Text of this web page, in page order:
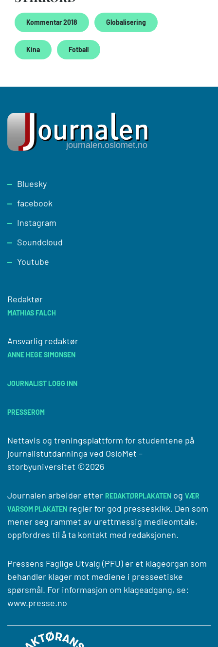
Kommentar 2018 Globalisering
Kina Fotball
Footer
Bluesky
facebook
Instagram
Soundcloud
Youtube
Redaktør
MATHIAS FALCH
Ansvarlig redaktør
ANNE HEGE SIMONSEN
JOURNALIST LOGG INN
PRESSEROM
Nettavis og treningsplattform for studentene på
journalistutdanninga ved OsloMet –
storbyuniversitet ©2026
Journalen arbeider etter REDAKTØRPLAKATEN og VÆR
VARSOM PLAKATEN regler for god presseskikk. Den som
mener seg rammet av urettmessig medieomtale,
oppfordres til å ta kontakt med redaksjonen.
Pressens Faglige Utvalg (PFU) er et klageorgan som
behandler klager mot mediene i presseetiske
spørsmål. For informasjon om klageadgang, se:
www.presse.no